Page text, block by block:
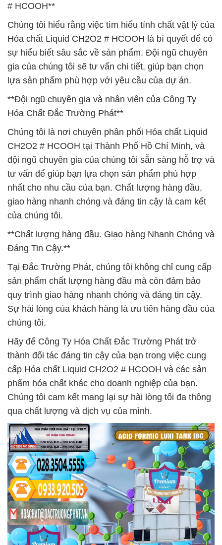
# HCOOH**
Chúng tôi hiểu rằng việc tìm hiểu tính chất vật lý của
Hóa chất Liquid CH2O2 # HCOOH là bí quyết để có
sự hiểu biết sâu sắc về sản phẩm. Đội ngũ chuyên
gia của chúng tôi sẽ tư vấn chi tiết, giúp bạn chọn
lựa sản phẩm phù hợp với yêu cầu của dự án.
**Đội ngũ chuyên gia và nhân viên của Công Ty
Hóa Chất Đắc Trường Phát**
Chúng tôi là nơi chuyên phân phối Hóa chất Liquid
CH2O2 # HCOOH tại Thành Phố Hồ Chí Minh, và
đội ngũ chuyên gia của chúng tôi sẵn sàng hỗ trợ và
tư vấn để giúp bạn lựa chọn sản phẩm phù hợp
nhất cho nhu cầu của bạn. Chất lượng hàng đầu,
giao hàng nhanh chóng và đáng tin cậy là cam kết
của chúng tôi.
**Chất lượng hàng đầu. Giao hàng Nhanh Chóng và
Đáng Tin Cậy.**
Tại Đắc Trường Phát, chúng tôi không chỉ cung cấp
sản phẩm chất lượng hàng đầu mà còn đảm bảo
quy trình giao hàng nhanh chóng và đáng tin cậy.
Sự hài lòng của khách hàng là ưu tiên hàng đầu của
chúng tôi.
Hãy để Công Ty Hóa Chất Đắc Trường Phát trở
thành đối tác đáng tin cậy của bạn trong việc cung
cấp Hóa chất Liquid CH2O2 # HCOOH và các sản
phẩm hóa chất khác cho doanh nghiệp của bạn.
Chúng tôi cam kết mang lại sự hài lòng tối đa thông
qua chất lượng và dịch vụ của mình.